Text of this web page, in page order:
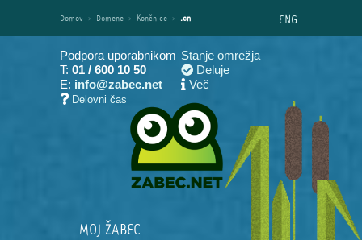
Domov › Domene › Končnice › .cn ENG
Podpora uporabnikom
T: 01 / 600 10 50
E: info@zabec.net
Delovni čas
Stanje omrežja
Deluje
Več
MOJ ŽABEC